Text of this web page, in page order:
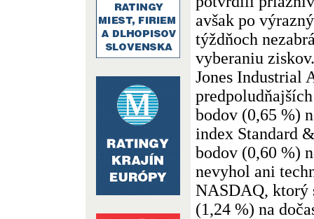
avšak po
týždňoch
vyberaniu
Jones Industrial
bodov (0,65 %)
index Standard
bodov (0,60 %)
nevyhol ani
NASDAQ, ktorý
(1,24 %) na